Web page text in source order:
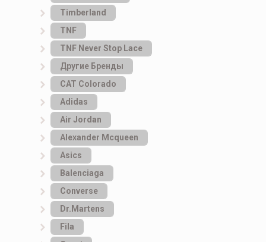
Timberland
TNF
TNF Never Stop Lace
Другие Бренды
САТ Colorado
Adidas
Air Jordan
Alexander Mcqueen
Asics
Balenciaga
Converse
Dr.Martens
Fila